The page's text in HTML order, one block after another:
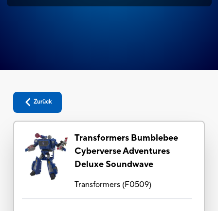
Zurück
Transformers Bumblebee
Cyberverse Adventures
Deluxe Soundwave
Transformers(F0509)